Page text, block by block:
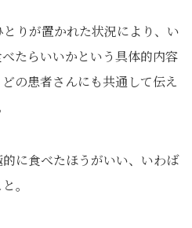
りが置かれた状況により、い
たらいいかという具体的内容
の患者さんにも共通して伝え
に食べたほうがいい、いわば
。